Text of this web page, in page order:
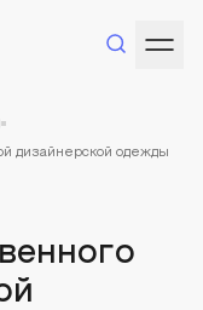
дизайнерской одежды